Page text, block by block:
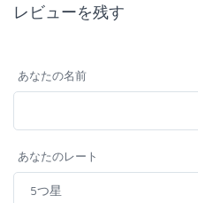
レビューを残す
あなたの名前
あなたのレート